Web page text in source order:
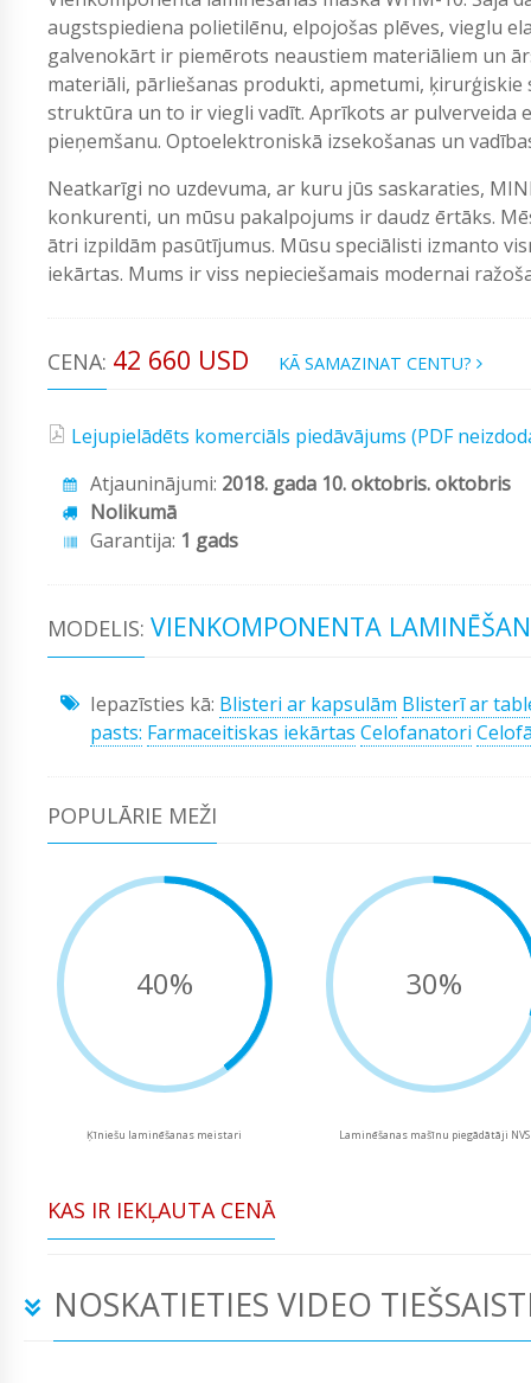
augstspiediena polietilēnu, elpojošas plēves, vieglu
galvenokārt ir piemērots neaustiem materiāliem un
materiāli, pārliešanas produkti, apmetumi,
struktūra un to ir viegli vadīt. Aprīkots ar pulverveida
pieņemšanu. Optoelektroniskā izsekošanas un
Neatkarīgi no uzdevuma, ar kuru jūs saskaraties,
konkurenti, un mūsu pakalpojums ir daudz ērtāks.
ātri izpildām pasūtījumus. Mūsu speciālisti izmanto
iekārtas. Mums ir viss nepieciešamais modernai
CENA: 42 660 USD KĀ SAMAZINAT CENTU?
Lejupielādēts komerciāls piedāvājums (PDF
Atjauninājumi: 2018. gada 10. oktobris. oktobris
Nolikumā
Garantija: 1 gads
MODELIS: VIENKOMPONENTA
Iepazīsties kā: Blisteri ar kapsulām Blisterī ar
pasts: Farmaceitiskas iekārtas Celofanatori
POPULĀRIE MEŽI
40%
Ķīniešu laminēšanas meistari
30%
Laminēšanas mašīnu piegādātāji NVS
KAS IR IEKĻAUTA CENĀ
NOSKATIETIES VIDEO